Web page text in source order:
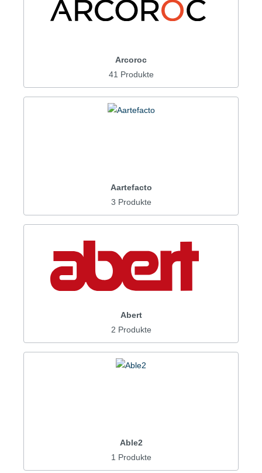
Arcoroc
41 Produkte
Aartefacto
3 Produkte
Abert
2 Produkte
Able2
1 Produkte